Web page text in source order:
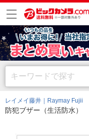
レイメイ藤井｜Raymay Fujii
防犯ブザー（生活防水）